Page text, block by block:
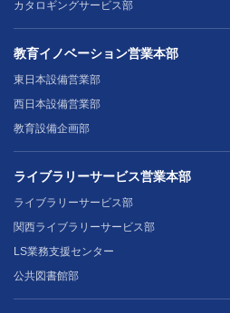
カタロギングサービス部
教育イノベーション営業本部
東日本設備営業部
西日本設備営業部
教育設備企画部
ライブラリーサービス営業本部
ライブラリーサービス部
関西ライブラリーサービス部
LS業務支援センター
公共図書館部